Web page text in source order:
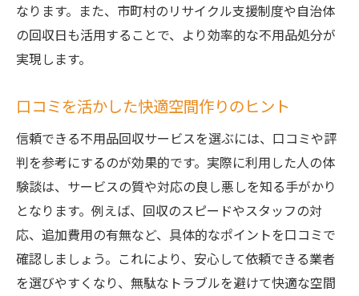
なります。また、市町村のリサイクル支援制度や自治体
の回収日も活用することで、より効率的な不用品処分が
実現します。
口コミを活かした快適空間作りのヒント
信頼できる不用品回収サービスを選ぶには、口コミや評
判を参考にするのが効果的です。実際に利用した人の体
験談は、サービスの質や対応の良し悪しを知る手がかり
となります。例えば、回収のスピードやスタッフの対
応、追加費用の有無など、具体的なポイントを口コミで
確認しましょう。これにより、安心して依頼できる業者
を選びやすくなり、無駄なトラブルを避けて快適な空間